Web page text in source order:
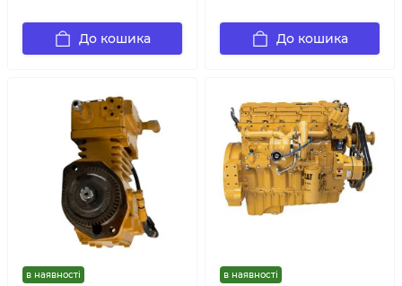
До кошика До кошика
в наявності в наявності